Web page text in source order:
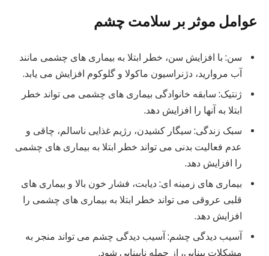
عوامل موثر بر سلامت چشم
سن: با افزایش سن، خطر ابتلا به بیماری های چشمی مانند
آب مروارید، دژنراسیون ماکولا و گلوکوم افزایش می یابد.
ژنتیک: سابقه خانوادگی بیماری های چشمی می تواند خطر
ابتلا به آنها را افزایش دهد.
سبک زندگی: سیگار کشیدن، رژیم غذایی ناسالم، چاقی و
عدم فعالیت بدنی می تواند خطر ابتلا به بیماری های چشمی
را افزایش دهد.
بیماری های زمینه ای: دیابت، فشار خون بالا و بیماری های
قلبی عروقی می تواند خطر ابتلا به بیماری های چشمی را
افزایش دهد.
آسیب دیدگی چشم: آسیب دیدگی چشم می تواند منجر به
مشکلات بینایی، از جمله نابینایی شود.